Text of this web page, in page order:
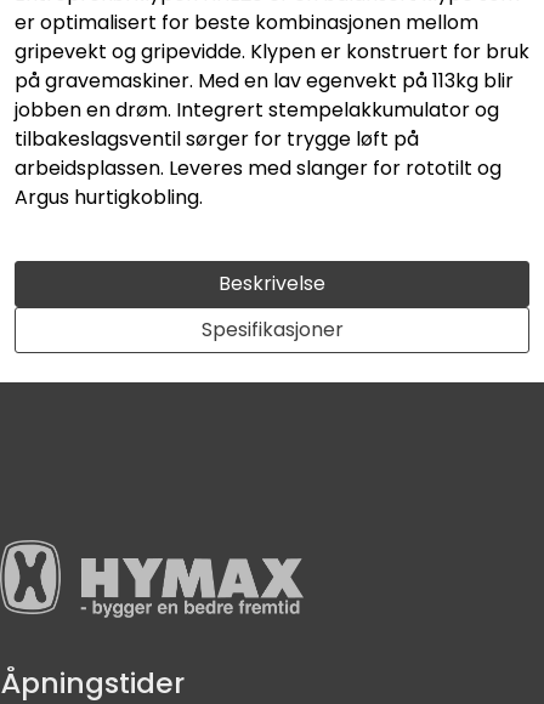
er optimalisert for beste kombinasjonen mellom
gripevekt og gripevidde. Klypen er konstruert for bruk
på gravemaskiner. Med en lav egenvekt på 113kg blir
jobben en drøm. Integrert stempelakkumulator og
tilbakeslagsventil sørger for trygge løft på
arbeidsplassen. Leveres med slanger for rototilt og
Argus hurtigkobling.
Beskrivelse
Spesifikasjoner
Åpningstider